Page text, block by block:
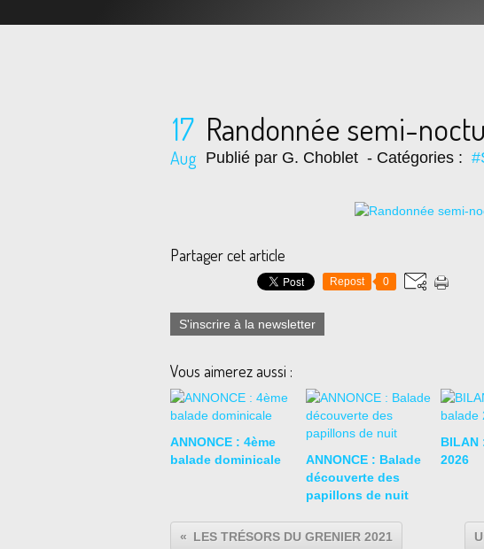
17
Aug
Randonnée semi-
Publié par G. Choblet - Catégories :
Partager cet article
Repost 0
S'inscrire à la newsletter
Vous aimerez aussi :
ANNONCE : 4ème
balade dominicale
ANNONCE : Balade
découverte des
papillons de nuit
BILAN
2026
LES TRÉSORS DU GRENIER 2021